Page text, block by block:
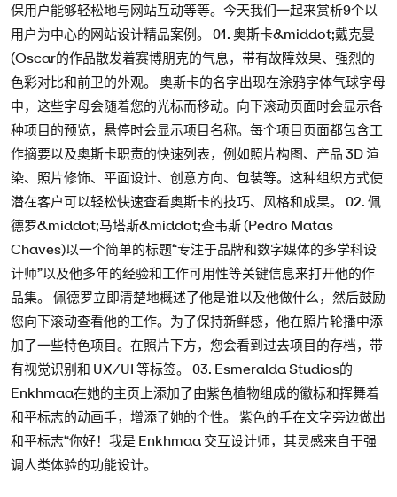
保用户能够轻松地与网站互动等等。今天我们一起来赏析9个以
用户为中心的网站设计精品案例。 01. 奥斯卡&middot;戴克曼
(Oscar的作品散发着赛博朋克的气息，带有故障效果、强烈的
色彩对比和前卫的外观。 奥斯卡的名字出现在涂鸦字体气球字母
中，这些字母会随着您的光标而移动。向下滚动页面时会显示各
种项目的预览，悬停时会显示项目名称。每个项目页面都包含工
作摘要以及奥斯卡职责的快速列表，例如照片构图、产品 3D 渲
染、照片修饰、平面设计、创意方向、包装等。这种组织方式使
潜在客户可以轻松快速查看奥斯卡的技巧、风格和成果。 02. 佩
德罗&middot;马塔斯&middot;查韦斯 (Pedro Matas
Chaves)以一个简单的标题“专注于品牌和数字媒体的多学科设
计师”以及他多年的经验和工作可用性等关键信息来打开他的作
品集。 佩德罗立即清楚地概述了他是谁以及他做什么，然后鼓励
您向下滚动查看他的工作。为了保持新鲜感，他在照片轮播中添
加了一些特色项目。在照片下方，您会看到过去项目的存档，带
有视觉识别和 UX/UI 等标签。 03. Esmeralda Studios的
Enkhmaa在她的主页上添加了由紫色植物组成的徽标和挥舞着
和平标志的动画手，增添了她的个性。 紫色的手在文字旁边做出
和平标志“你好！我是 Enkhmaa 交互设计师，其灵感来自于强
调人类体验的功能设计。